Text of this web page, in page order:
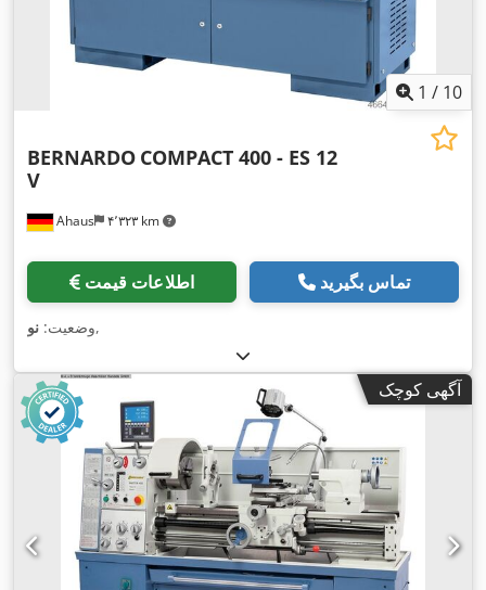
1 / 10
Ahaus ۴٬۳۲۳ km
BERNARDO COMPACT 400 - ES 12
V
اطلاعات قیمت تماس بگیرید
وضعیت: نو ,
آگهی کوچک